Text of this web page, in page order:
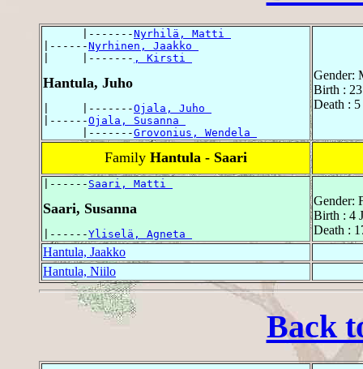
      |-------
Nyrhilä, Matti
|------Nyrhinen, Jaakko
|     |------- , Kirsti
Hantula, Juho
|     |-------Ojala, Juho
|------Ojala, Susanna
      |-------
Grovonius, Wendela
Gender:
Birth :
Death :
Family Hantula - Saari
|------ Saari, Matti
Saari, Susanna
|------Yliselä, Agneta
Gender:
Birth : 4
Death :
Hantula, Jaakko
Hantula, Niilo
Back